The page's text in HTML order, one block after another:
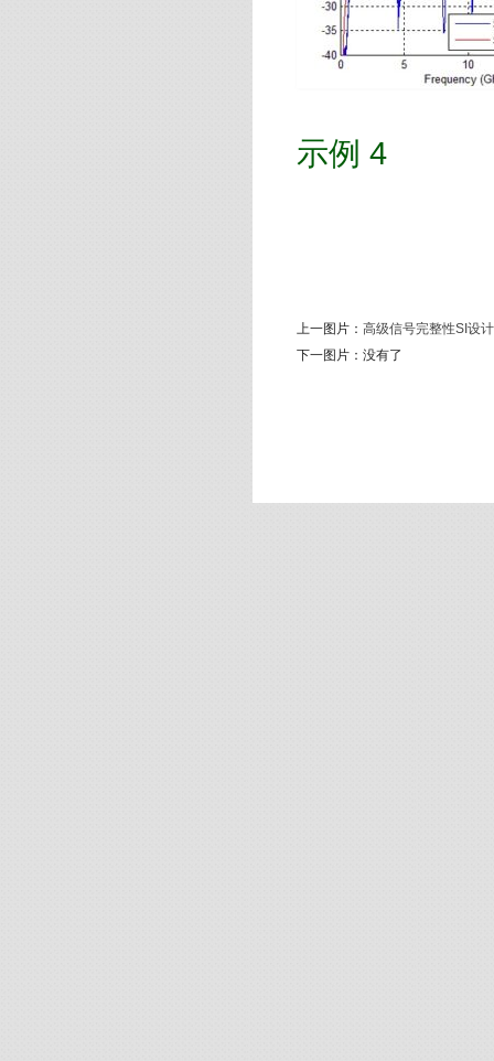
示例 4
上一图片： 高级信号完整性SI设
下一图片： 没有了